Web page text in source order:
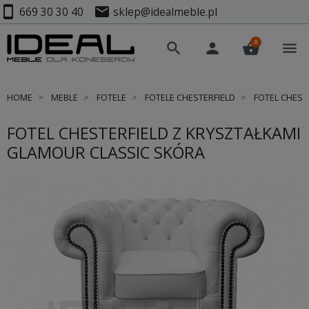
smartphone 669 30 30 40 mail sklep@idealmeble.pl
search person shopping_basket
0 menu
HOME MEBLE FOTELE FOTELE CHESTERFIELD FOTEL
FOTEL CHESTERFIELD Z KRYSZTAŁKAMI
GLAMOUR CLASSIC SKÓRA